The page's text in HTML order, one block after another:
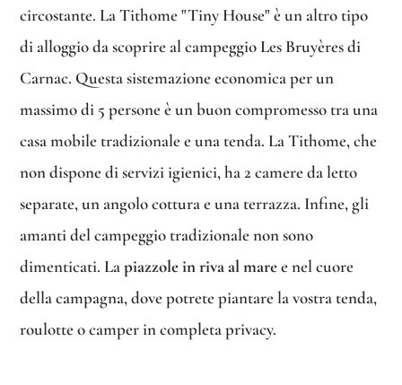
circostante. La Tithome "Tiny House" è un altro tipo
di alloggio da scoprire al campeggio Les Bruyères di
Carnac. Questa sistemazione economica per un
massimo di 5 persone è un buon compromesso tra una
casa mobile tradizionale e una tenda. La Tithome, che
non dispone di servizi igienici, ha 2 camere da letto
separate, un angolo cottura e una terrazza. Infine, gli
amanti del campeggio tradizionale non sono
dimenticati. Lapiazzole in riva al maree nel cuore
della campagna, dove potrete piantare la vostra tenda,
roulotte o camper in completa privacy.